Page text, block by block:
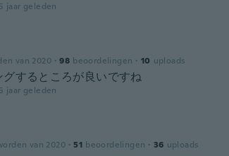
jaar geleden
van 2020 · 98 beoordelingen · 10 uploads
グするところが良いですね
jaar geleden
van 2020 · 51 beoordelingen · 36 uploads